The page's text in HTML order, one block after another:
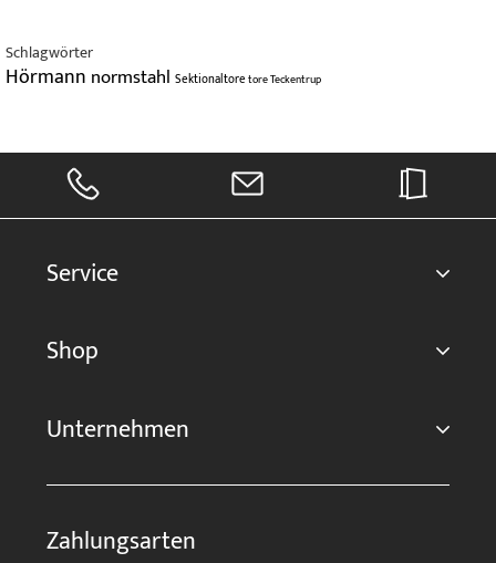
Schlagwörter
Hörmann normstahl SektionaltoretoreTeckentrup
Service
Shop
Unternehmen
Zahlungsarten